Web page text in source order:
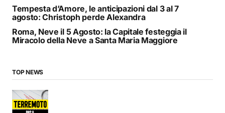
Tempesta d’Amore, le anticipazioni dal 3 al 7
agosto: Christoph perde Alexandra
Roma, Neve il 5 Agosto: la Capitale festeggia il
Miracolo della Neve a Santa Maria Maggiore
TOP NEWS